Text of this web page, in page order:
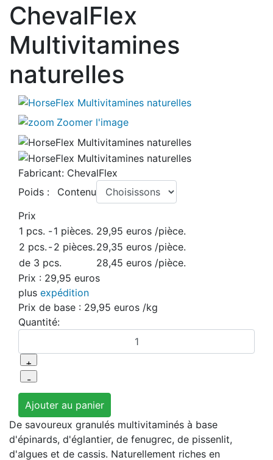
ChevalFlex
Multivitamines
naturelles
Zoomer l'image
Fabricant: ChevalFlex
Poids :
Contenu
Prix
1 pcs. -1 pièces. 29,95 euros /pièce.
2 pcs. -2 pièces. 29,35 euros /pièce.
de 3 pcs.
28,45 euros /pièce.
Prix : 29,95 euros
plus expédition
Prix ​​de base : 29,95 euros /kg
Quantité:
De savoureux granulés multivitaminés à base
d'épinards, d'églantier, de fenugrec, de pissenlit,
d'algues et de cassis. Naturellement riches en